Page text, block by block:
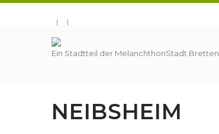
Ein Stadtteil der MelanchthonStadt Bretten
NEIBSHEIM